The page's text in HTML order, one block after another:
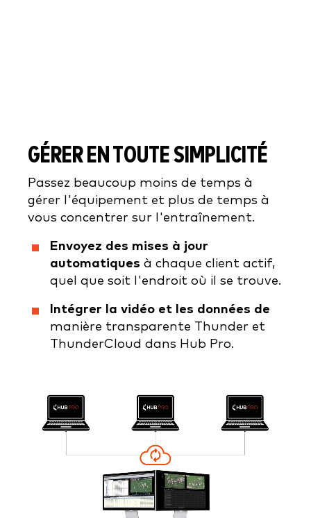
GÉRER EN TOUTE SIMPLICITÉ
Passez beaucoup moins de temps à
gérer l'équipement et plus de temps à
vous concentrer sur l'entraînement.
Envoyez des mises à jour
automatiques à chaque client actif,
quel que soit l'endroit où il se trouve.
Intégrer la vidéo et les données de
manière transparente Thunder et
ThunderCloud dans Hub Pro.